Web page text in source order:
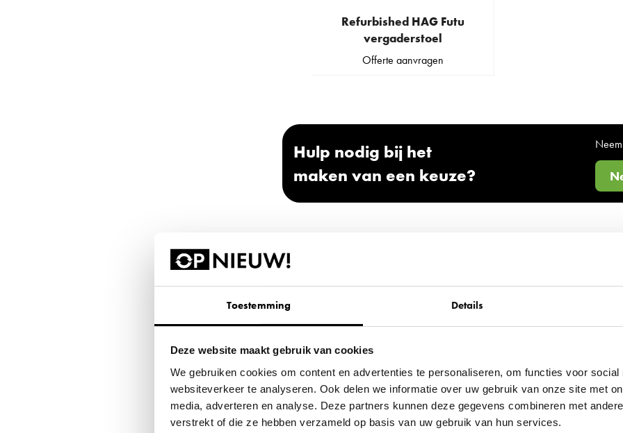
Toestemming Details
Deze website maakt gebruik van cookies
We gebruiken cookies om content en advertenties te personaliseren, om functies voor social
websiteverkeer te analyseren. Ook delen we informatie over uw gebruik van onze site met
media, adverteren en analyse. Deze partners kunnen deze gegevens combineren met
verstrekt of die ze hebben verzameld op basis van uw gebruik van hun services.
Refurbished HAG Futu
vergaderstoel
Offerte aanvragen
Hulp nodig bij het
maken van een keuze?
Bureaustoel HAG
HAG staat bekend om bureaustoelen met een innovatief ontwerp
volledig gerevitaliseerd en met geavanceerde ergonomische
werkplek.
Waarom kiezen voor een refurbished
Met een gerevitaliseerdeHAG bureaustoelkrijg je dezelfde
profiteer je door kiezen voor een gerevitaliseerde HAG